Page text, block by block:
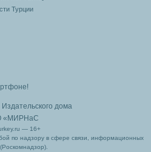
Турции
дома
«МИРНаС
— 16+
по надзору в сфере связи, информационных